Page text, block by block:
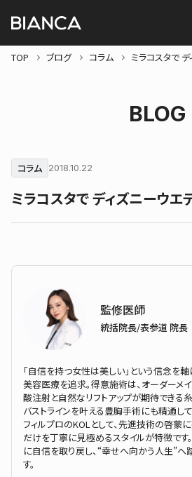
TOP ブログ コラム ミラコスタで
BLOG
コラム 2018.10.22
ミラコスタで ディズニーウエ
監修医師
統括院長/表参道 院長
「自信を持つ女性は美しい」という信念を
美容医療を追求。得意施術は、オーダーメ
酸注射と自然なリフトアップが期待できる
バストラインを叶える豊胸手術にも精通して
フィルプロのKOLとして、先進技術の啓蒙
だけを丁寧に見極めるスタイルが特徴です
に自信を取り戻し、“幸せへ向かう人生”へ
す。